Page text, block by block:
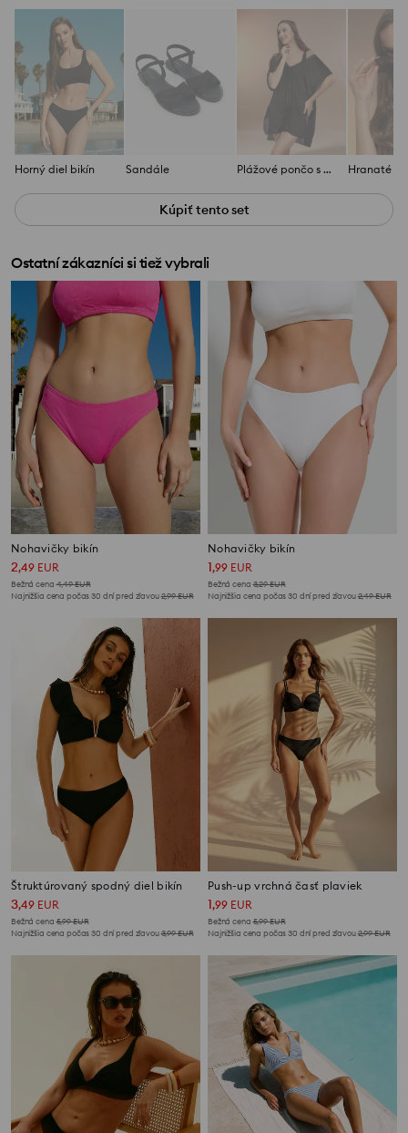
Horný diel bikín Sandále Plážové pončo s prelamovanými detailmi
Kúpiť tento set
Ostatní zákazníci si tiež vybrali
Nohavičky bikín
2,49 EUR
Bežná cena 4,49EUR
Najnižšia cena počas 30 dní pred zľavou2,99EUR
Nohavičky bikín
1,99 EUR
Bežná cena 3,29EUR
Najnižšia cena počas 30 dní pred zľavou2,49EUR
Štruktúrovaný spodný diel bikín
3,49 EUR
Bežná cena 5,99EUR
Najnižšia cena počas 30 dní pred zľavou3,99EUR
Push-up vrchná časť plaviek
1,99 EUR
Bežná cena 5,99EUR
Najnižšia cena počas 30 dní pred zľavou2,99EUR